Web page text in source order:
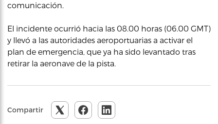
comunicación.
El incidente ocurrió hacia las 08.00 horas (06.00 GMT)
y llevó a las autoridades aeroportuarias a activar el
plan de emergencia, que ya ha sido levantado tras
retirar la aeronave de la pista.
Compartir